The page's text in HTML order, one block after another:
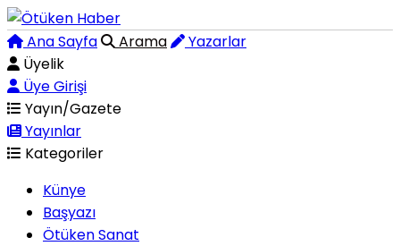
Ana Sayfa Arama
Yazarlar
Üyelik
Üye Girişi
Yayın/Gazete
Yayınlar
Kategoriler
Künye
Başyazı
Ötüken Sanat